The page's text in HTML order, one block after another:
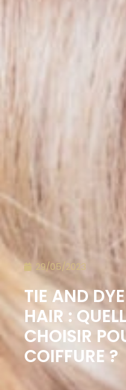
29/05/2023
TIE AND
HAIR :
CHOISIR
COIFFURE ?